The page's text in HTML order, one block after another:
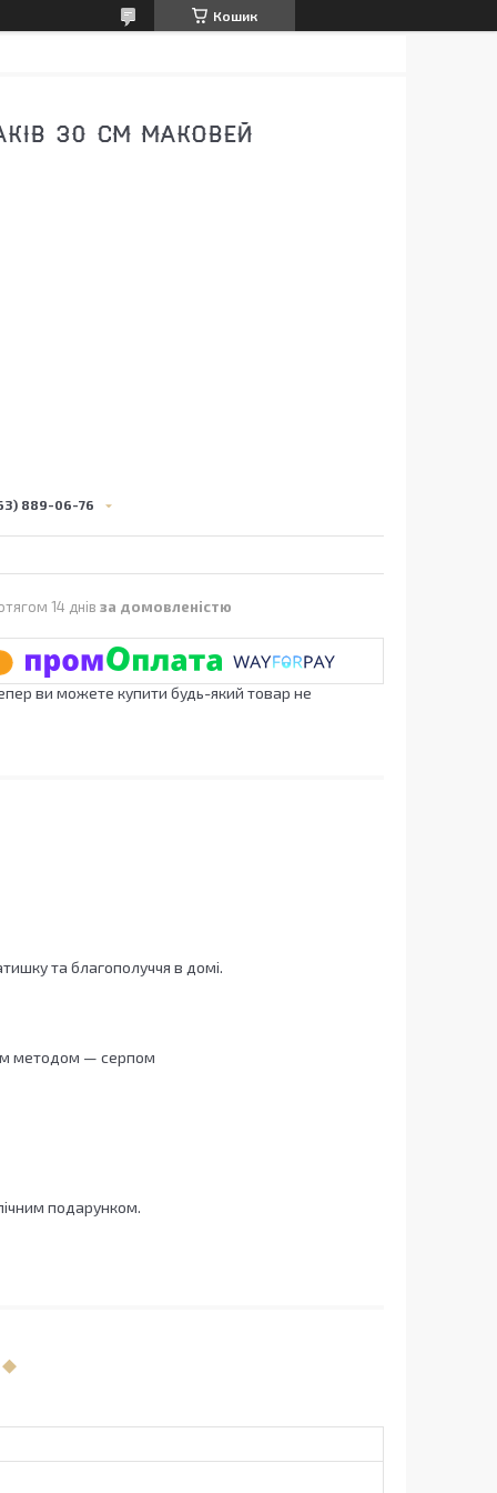
Кошик
30 СМ МАКОВЕЙ
889-06-76
14 днів за домовленістю
ви можете купити будь-який товар не
та благополуччя в домі.
методом — серпом
подарунком.